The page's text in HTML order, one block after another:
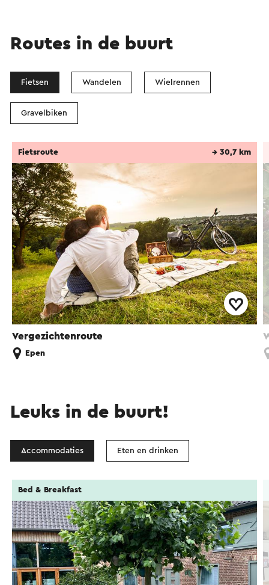
Routes in de buurt
Fietsen Wandelen Wielrennen
Gravelbiken
Vergezichtenroute
Fietsroute → 30,7 km
Epen
Leuks in de buurt!
Accommodaties Eten en drinken
Bed & Breakfast